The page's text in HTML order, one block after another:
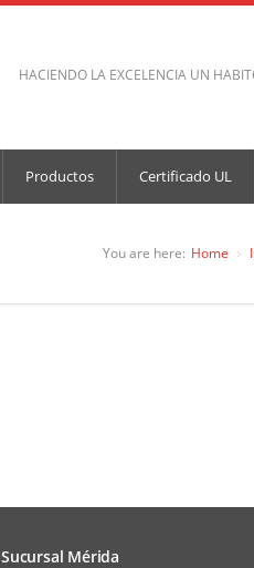
HACIENDO LA EXCELENCIA UN
Productos Certificado UL
You are here: Home
Sucursal Mérida